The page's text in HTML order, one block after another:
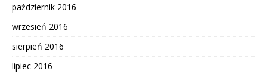
październik 2016
wrzesień 2016
sierpień 2016
lipiec 2016